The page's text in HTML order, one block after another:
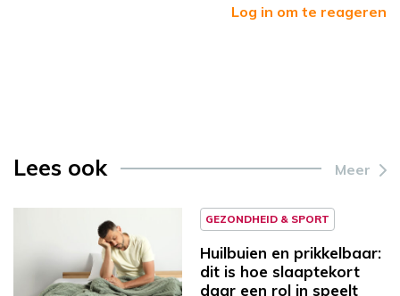
Log in om te reageren
Lees ook Meer
GEZONDHEID & SPORT
Huilbuien en prikkelbaar:
dit is hoe slaaptekort
daar een rol in speelt